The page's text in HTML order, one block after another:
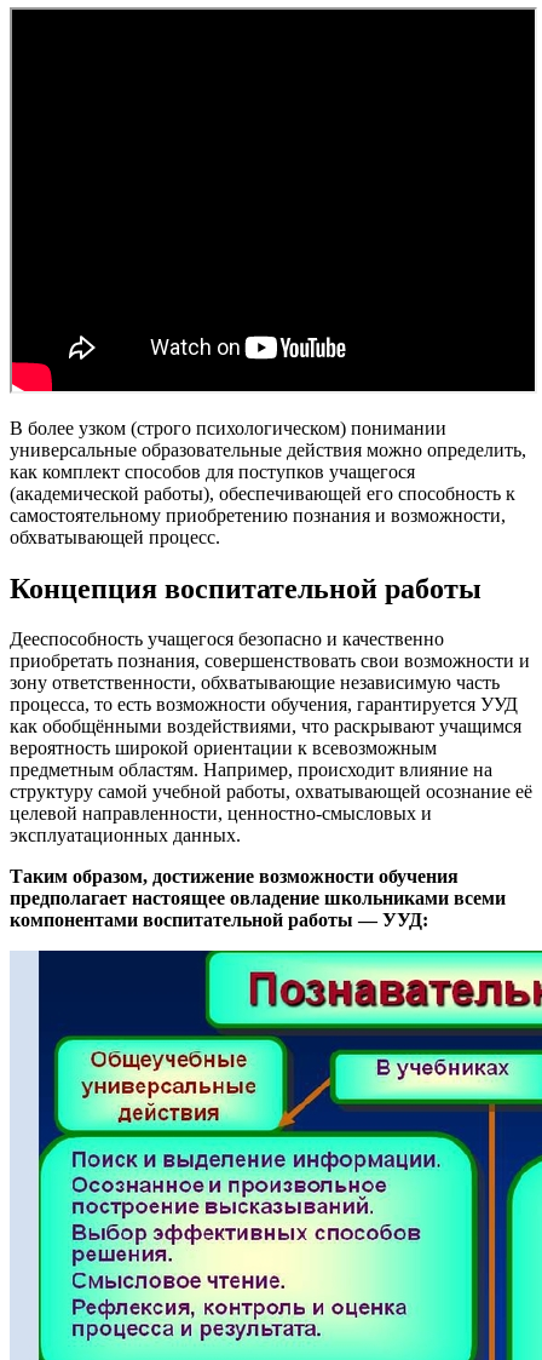
В более узком (строго психологическом) понимании
универсальные образовательные действия можно определить,
как комплект способов для поступков учащегося
(академической работы), обеспечивающей его способность к
самостоятельному приобретению познания и возможности,
обхватывающей процесс.
Концепция воспитательной работы
Дееспособность учащегося безопасно и качественно
приобретать познания, совершенствовать свои возможности и
зону ответственности, обхватывающие независимую часть
процесса, то есть возможности обучения, гарантируется УУД
как обобщёнными воздействиями, что раскрывают учащимся
вероятность широкой ориентации к всевозможным
предметным областям. Например, происходит влияние на
структуру самой учебной работы, охватывающей осознание её
целевой направленности, ценностно-смысловых и
эксплуатационных данных.
Таким образом, достижение возможности обучения
предполагает настоящее овладение школьниками всеми
компонентами воспитательной работы — УУД: